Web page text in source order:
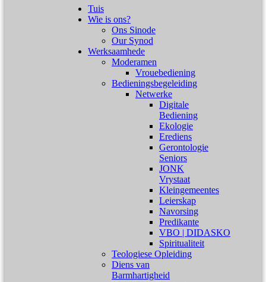
Tuis
Wie is ons?
Ons Sinode
Our Synod
Werksaamhede
Moderamen
Vrouebediening
Bedieningsbegeleiding
Netwerke
Digitale
Bediening
Ekologie
Erediens
Gerontologie
Seniors
JONK
Vrystaat
Kleingemeentes
Leierskap
Navorsing
Predikante
VBO | DIDASKO
Spiritualiteit
Teologiese Opleiding
Diens van
Barmhartigheid